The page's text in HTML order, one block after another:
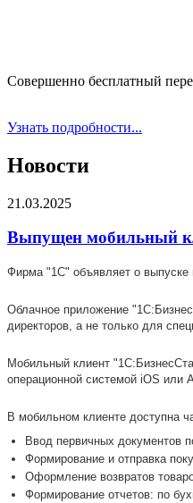
Совершенно бесплатный
Узнать подробности...
Новости
21.03.2025
Выпущен мобильный
Фирма "1С" объявляет о выпуске
Облачное приложение
директоров, а не только для
Мобильный клиент
операционной системой iOS или
В мобильном клиенте доступна
Ввод первичных документов
Формирование и отправка
Оформление возвратов
Формирование отчетов: по